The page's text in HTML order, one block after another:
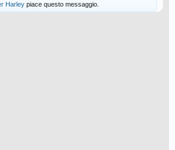
Harley piace questo messaggio.